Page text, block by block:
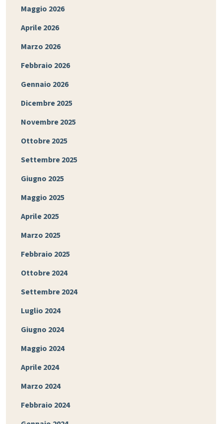
Maggio 2026
Aprile 2026
Marzo 2026
Febbraio 2026
Gennaio 2026
Dicembre 2025
Novembre 2025
Ottobre 2025
Settembre 2025
Giugno 2025
Maggio 2025
Aprile 2025
Marzo 2025
Febbraio 2025
Ottobre 2024
Settembre 2024
Luglio 2024
Giugno 2024
Maggio 2024
Aprile 2024
Marzo 2024
Febbraio 2024